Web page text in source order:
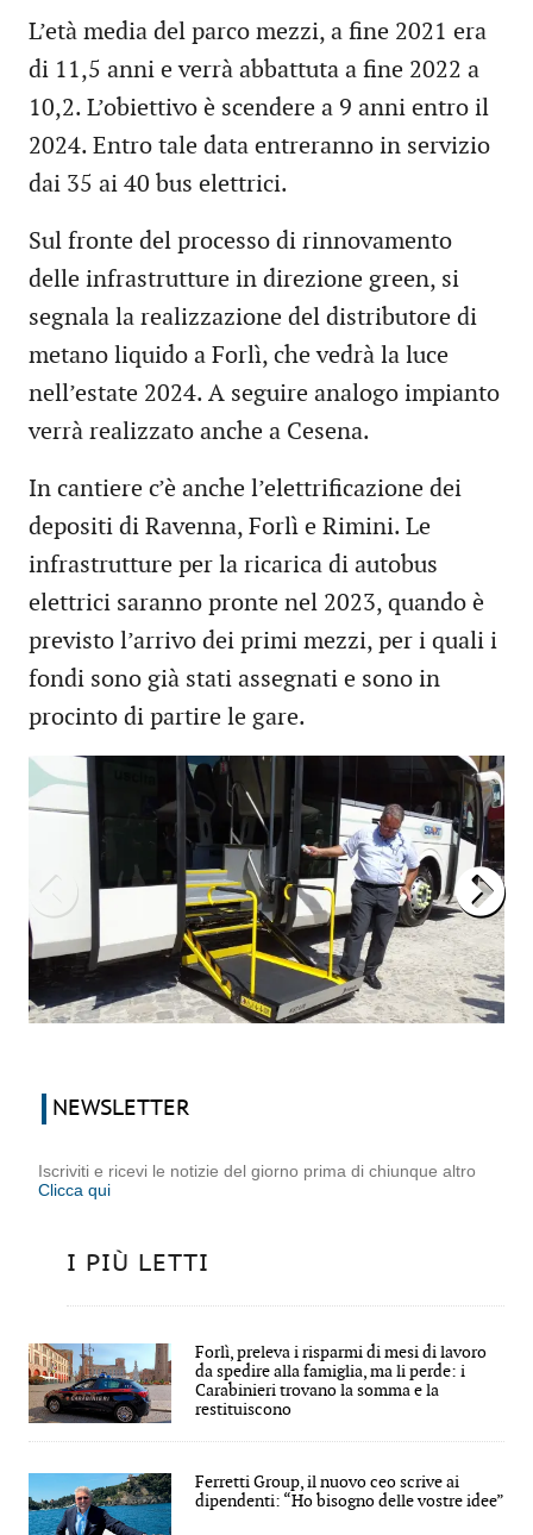
L’età media del parco mezzi, a fine 2021 era
di 11,5 anni e verrà abbattuta a fine 2022 a
10,2. L’obiettivo è scendere a 9 anni entro il
2024. Entro tale data entreranno in servizio
dai 35 ai 40 bus elettrici.
Sul fronte del processo di rinnovamento
delle infrastrutture in direzione green, si
segnala la realizzazione del distributore di
metano liquido a Forlì, che vedrà la luce
nell’estate 2024. A seguire analogo impianto
verrà realizzato anche a Cesena.
In cantiere c’è anche l’elettrificazione dei
depositi di Ravenna, Forlì e Rimini. Le
infrastrutture per la ricarica di autobus
elettrici saranno pronte nel 2023, quando è
previsto l’arrivo dei primi mezzi, per i quali i
fondi sono già stati assegnati e sono in
procinto di partire le gare.
NEWSLETTER
Iscriviti e ricevi le notizie del giorno prima di chiunque altro
Clicca qui
I PIÙ LETTI
Forlì, preleva i risparmi di mesi di lavoro
da spedire alla famiglia, ma li perde: i
Carabinieri trovano la somma e la
restituiscono
Ferretti Group, il nuovo ceo scrive ai
dipendenti: “Ho bisogno delle vostre idee”